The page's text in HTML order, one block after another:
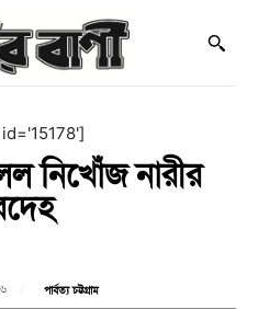
নিখোঁজ নারীর
পার্বত্য চট্টগ্রাম